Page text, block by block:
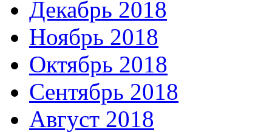
Декабрь 2018
Ноябрь 2018
Октябрь 2018
Сентябрь 2018
Август 2018